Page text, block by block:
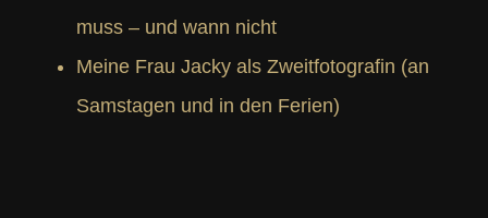
muss – und wann nicht
Meine Frau Jacky als Zweitfotografin (an
Samstagen und in den Ferien)